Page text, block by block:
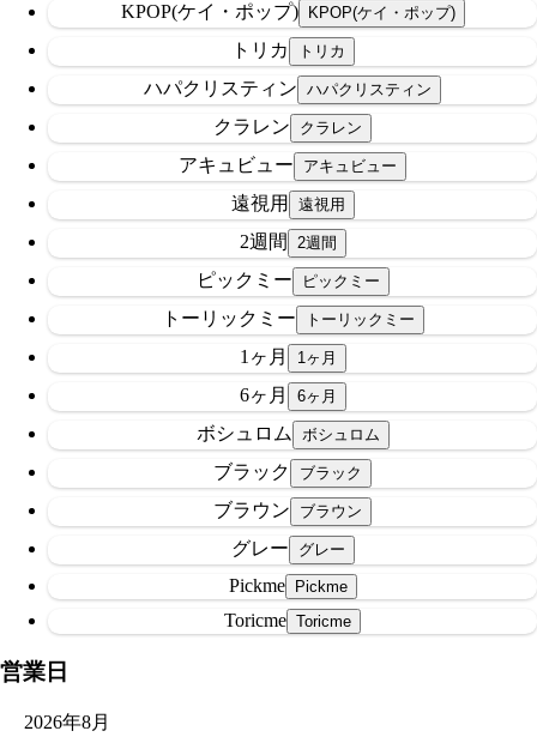
KPOP(ケイ・ポップ)
トリカ
ハパクリスティン
クラレン
アキュビュー
遠視用
2週間
ピックミー
トーリックミー
1ヶ月
6ヶ月
ボシュロム
ブラック
ブラウン
グレー
Pickme
Toricme
営業日
2026年8月